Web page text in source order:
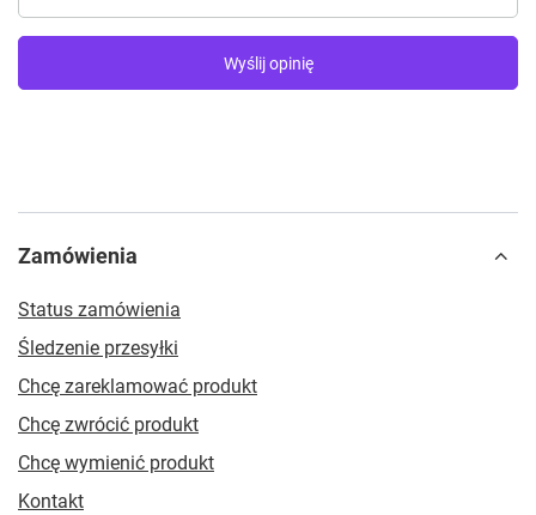
Wyślij opinię
Zamówienia
Status zamówienia
Śledzenie przesyłki
Chcę zareklamować produkt
Chcę zwrócić produkt
Chcę wymienić produkt
Kontakt